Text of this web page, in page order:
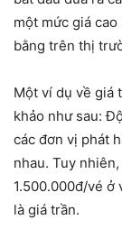
một mức giá
bằng trên thị
Một ví dụ về giá
khảo như sau:
các đơn vị phát
nhau. Tuy
1.500.000đ/vé
là giá trần.